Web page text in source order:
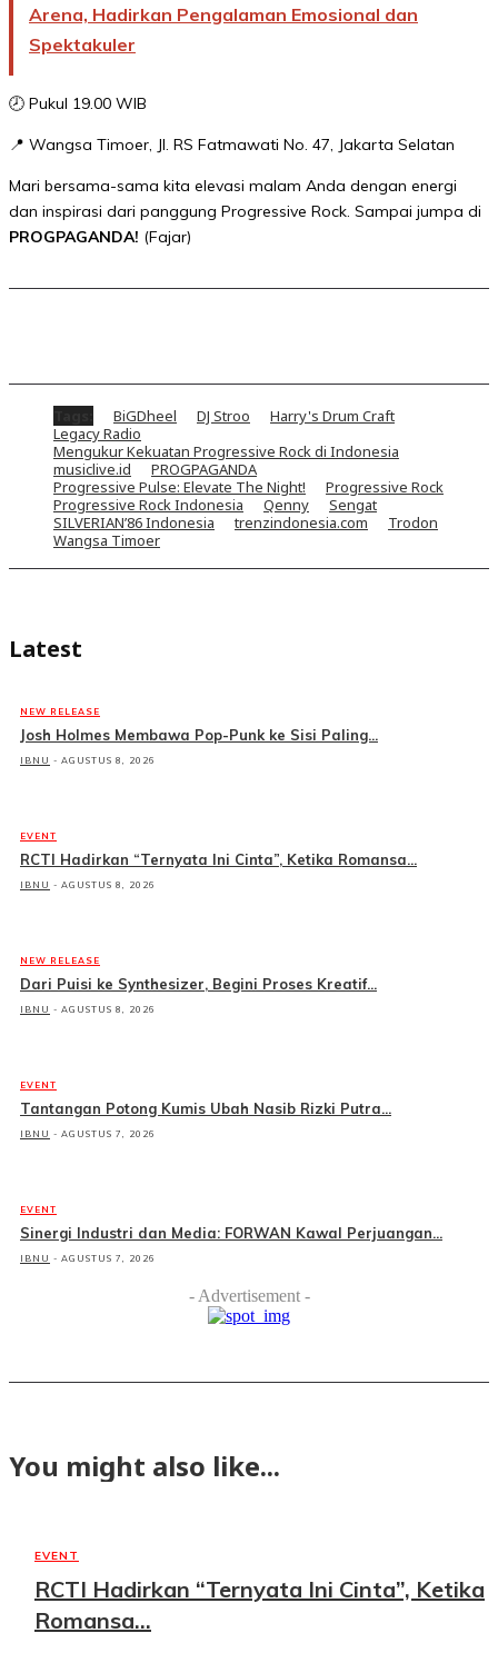
Arena, Hadirkan Pengalaman Emosional dan
Spektakuler
🕗 Pukul 19.00 WIB
📍 Wangsa Timoer, Jl. RS Fatmawati No. 47, Jakarta Selatan
Mari bersama-sama kita elevasi malam Anda dengan energi
dan inspirasi dari panggung Progressive Rock. Sampai jumpa di
PROGPAGANDA! (Fajar)
BiGDheel DJ Stroo
Harry's Drum Craft
Legacy Radio
Mengukur Kekuatan Progressive Rock di Indonesia
musiclive.id
PROGPAGANDA
Progressive Pulse: Elevate The Night!
Progressive Rock
Progressive Rock Indonesia
Qenny
Sengat
SILVERIAN’86 Indonesia
trenzindonesia.com
Trodon
Wangsa Timoer
Latest
NEW RELEASE
Josh Holmes Membawa Pop-Punk ke Sisi Paling...
IBNU - AGUSTUS 8, 2026
EVENT
RCTI Hadirkan “Ternyata Ini Cinta”, Ketika Romansa...
IBNU - AGUSTUS 8, 2026
NEW RELEASE
Dari Puisi ke Synthesizer, Begini Proses Kreatif...
IBNU - AGUSTUS 8, 2026
EVENT
Tantangan Potong Kumis Ubah Nasib Rizki Putra...
IBNU - AGUSTUS 7, 2026
EVENT
Sinergi Industri dan Media: FORWAN Kawal Perjuangan...
IBNU - AGUSTUS 7, 2026
- Advertisement -
You might also like...
EVENT
RCTI Hadirkan “Ternyata Ini Cinta”, Ketika
Romansa...